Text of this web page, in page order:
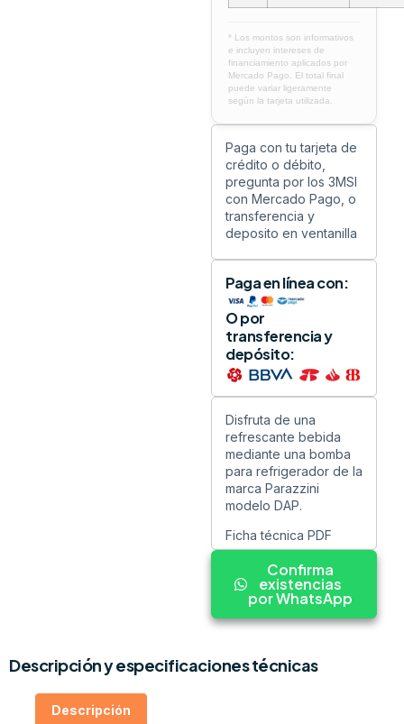
* Los montos son informativos
e incluyen intereses de
financiamiento aplicados por
Mercado Pago. El total final
puede variar ligeramente
según la tarjeta utilizada.
Paga con tu tarjeta de
crédito o débito,
pregunta por los 3MSI
con Mercado Pago, o
transferencia y
deposito en ventanilla
Paga en línea con:
O por
transferencia y
depósito:
Disfruta de una
refrescante bebida
mediante una bomba
para refrigerador de la
marca Parazzini
modelo DAP.
Ficha técnica PDF
Confirma
existencias
por WhatsApp
Descripción y especificaciones técnicas
Descripción